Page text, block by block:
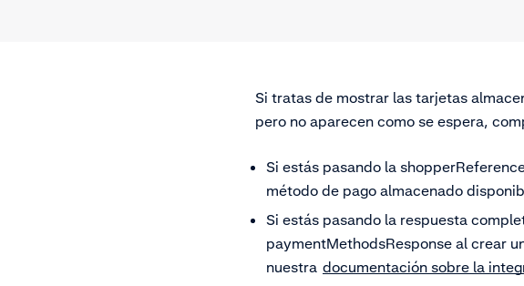
Si tratas de mostrar las tarjetas
pero no aparecen como se espera,
Si estás pasando la
método de pago almacenado
Si estás pasando la respuesta
paymentMethodsResponse al crear
nuestra documentación sobre la